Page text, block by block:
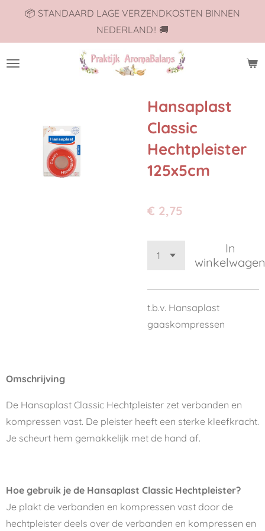
de
📦 STANDAARD LAGE VERZENDKOSTEN BINNEN
NEDERLAND!! 🚚
Hansaplast
Classic
Hechtpleister
125x5cm
€ 2,75
In
winkelwagen
t.b.v. Hansaplast
gaaskompressen
Omschrijving
De Hansaplast Classic Hechtpleister zet verbanden en
kompressen vast. De pleister heeft een sterke kleefkracht.
Je scheurt hem gemakkelijk met de hand af.
Hoe gebruik je de Hansaplast Classic Hechtpleister?
Je plakt de verbanden en kompressen vast door de
hechtpleister deels over de verbanden en kompressen en